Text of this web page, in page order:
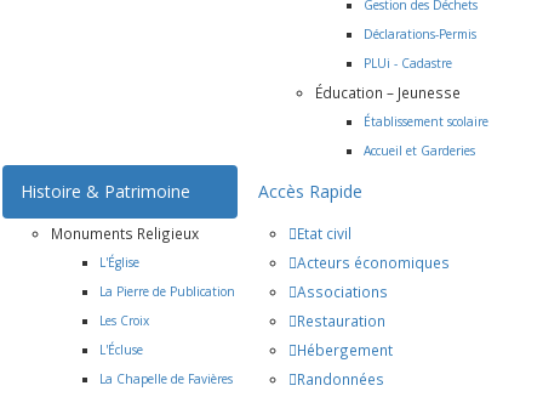
Gestion des Déchets
Déclarations-Permis
PLUi - Cadastre
Éducation – Jeunesse
Établissement scolaire
Accueil et Garderies
Histoire & Patrimoine
Monuments Religieux
L'Église
La Pierre de Publication
Les Croix
L'Écluse
La Chapelle de Favières
Accès Rapide
Etat civil
Acteurs économiques
Associations
Restauration
Hébergement
Randonnées